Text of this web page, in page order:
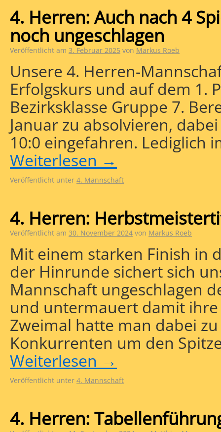
4. Herren: Auch nach 4
noch ungeschlagen
Veröffentlicht am 3. Februar 2025 von Markus Roeb
Unsere 4. Herren-
Erfolgskurs und auf dem 1.
Bezirksklasse Gruppe 7.
Januar zu absolvieren,
10:0 eingefahren. Lediglich
Weiterlesen →
Veröffentlicht unter 4. Mannschaft
4. Herren:
Veröffentlicht am 30. November 2024 von Markus Roeb
Mit einem starken Finish in
der Hinrunde sichert sich
Mannschaft ungeschlagen
und untermauert damit
Zweimal hatte man dabei
Konkurrenten um den
Weiterlesen →
Veröffentlicht unter 4. Mannschaft
4. Herren: